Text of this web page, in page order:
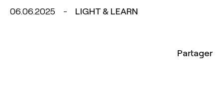
06.06.2025 LIGHT & LEARN
Partager